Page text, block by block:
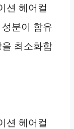
션 헤어컬
분이 함유
최소화합
션 헤어컬